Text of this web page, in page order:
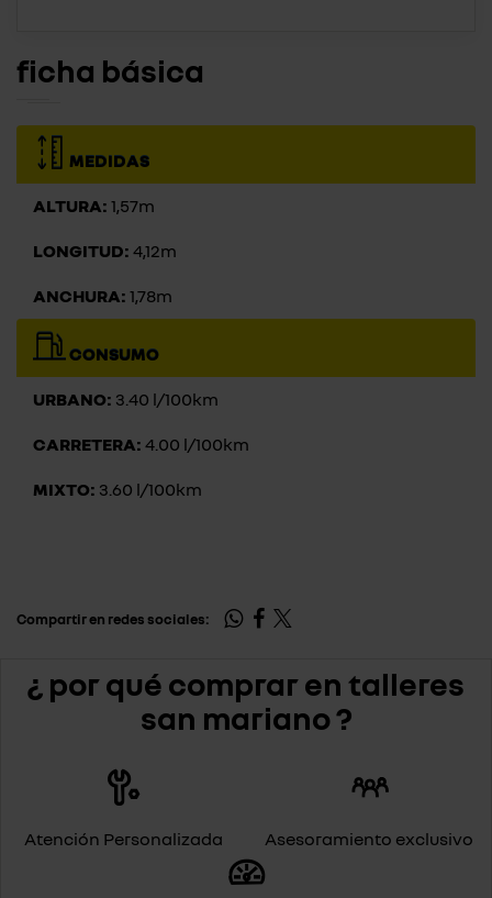
ficha básica
MEDIDAS
ALTURA: 1,57m
LONGITUD: 4,12m
ANCHURA: 1,78m
CONSUMO
URBANO: 3.40 l/100km
CARRETERA: 4.00 l/100km
MIXTO: 3.60 l/100km
Compartir en redes sociales:
¿ por qué comprar en talleres
san mariano ?
Atención Personalizada Asesoramiento exclusivo